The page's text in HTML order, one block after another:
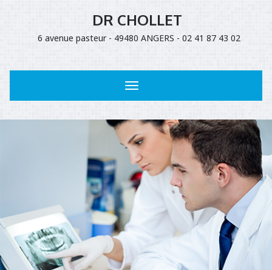
DR CHOLLET
6 avenue pasteur - 49480 ANGERS - 02 41 87 43 02
Toggle
navigation